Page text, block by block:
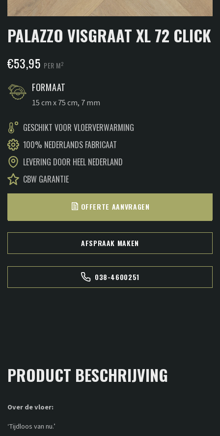
PALAZZO VISGRAAT XL 72 CLICK
€53,95 PER M2
FORMAAT
15 cm x 75 cm, 7 mm
GESCHIKT VOOR VLOERVERWARMING
100% NEDERLANDS FABRICAAT
LEVERING DOOR HEEL NEDERLAND
CBW GARANTIE
OFFERTE AANVRAGEN
AFSPRAAK MAKEN
038-4600251
PRODUCT BESCHRIJVING
Over de vloer:
‘Tijdloos van nu.’